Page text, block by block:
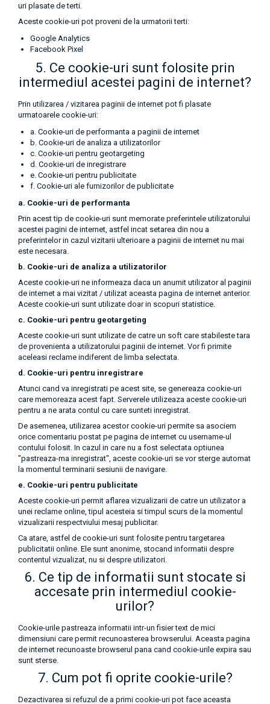
uri plasate de terti.
Aceste cookie-uri pot proveni de la urmatorii terti:
Google Analytics
Facebook Pixel
5. Ce cookie-uri sunt folosite prin
intermediul acestei pagini de internet?
Prin utilizarea / vizitarea paginii de internet pot fi plasate
urmatoarele cookie-uri:
a. Cookie-uri de performanta a paginii de internet
b. Cookie-uri de analiza a utilizatorilor
c. Cookie-uri pentru geotargeting
d. Cookie-uri de inregistrare
e. Cookie-uri pentru publicitate
f. Cookie-uri ale furnizorilor de publicitate
a. Cookie-uri de performanta
Prin acest tip de cookie-uri sunt memorate preferintele utilizatorului
acestei pagini de internet, astfel incat setarea din nou a
preferintelor in cazul vizitarii ulterioare a paginii de internet nu mai
este necesara.
b. Cookie-uri de analiza a utilizatorilor
Aceste cookie-uri ne informeaza daca un anumit utilizator al paginii
de internet a mai vizitat / utilizat aceasta pagina de internet anterior.
Aceste cookie-uri sunt utilizate doar in scopuri statistice.
c. Cookie-uri pentru geotargeting
Aceste cookie-uri sunt utilizate de catre un soft care stabileste tara
de provenienta a utilizatorului paginii de internet. Vor fi primite
aceleasi reclame indiferent de limba selectata.
d. Cookie-uri pentru inregistrare
Atunci cand va inregistrati pe acest site, se genereaza cookie-uri
care memoreaza acest fapt. Serverele utilizeaza aceste cookie-uri
pentru a ne arata contul cu care sunteti inregistrat.
De asemenea, utilizarea acestor cookie-uri permite sa asociem
orice comentariu postat pe pagina de internet cu username-ul
contului folosit. In cazul in care nu a fost selectata optiunea
"pastreaza-ma inregistrat", aceste cookie-uri se vor sterge automat
la momentul terminarii sesiunii de navigare.
e. Cookie-uri pentru publicitate
Aceste cookie-uri permit aflarea vizualizarii de catre un utilizator a
unei reclame online, tipul acesteia si timpul scurs de la momentul
vizualizarii respectviului mesaj publicitar.
Ca atare, astfel de cookie-uri sunt folosite pentru targetarea
publicitatii online. Ele sunt anonime, stocand informatii despre
contentul vizualizat, nu si despre utilizatori.
6. Ce tip de informatii sunt stocate si
accesate prin intermediul cookie-
urilor?
Cookie-urile pastreaza informatii intr-un fisier text de mici
dimensiuni care permit recunoasterea browserului. Aceasta pagina
de internet recunoaste browserul pana cand cookie-urile expira sau
sunt sterse.
7. Cum pot fi oprite cookie-urile?
Dezactivarea si refuzul de a primi cookie-uri pot face aceasta